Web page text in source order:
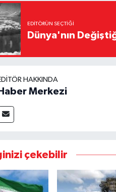
EDITÖRÜN SEÇTIĞI
Dünya'nın
HAKKINDA
Haber Merkezi
çekebilir